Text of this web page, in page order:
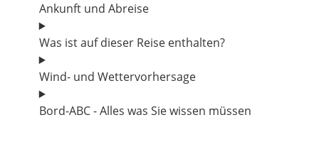
Ankunft und Abreise
Was ist auf dieser Reise enthalten?
Wind- und Wettervorhersage
Bord-ABC - Alles was Sie wissen müssen